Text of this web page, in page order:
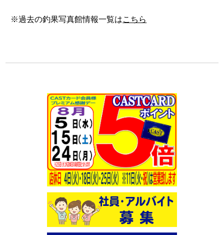
※過去の釣果写真館情報一覧はこちら